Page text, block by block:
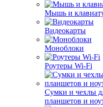
Мышь и
Видеокарты
Моноблоки
Роутеры Wi-Fi
Сумки и чехлы
планшетов и